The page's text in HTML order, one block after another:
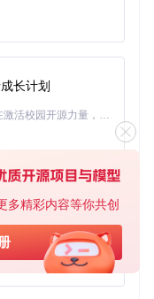
多精彩内容等你共创
长计划
「源启盛夏」暑期校园开发者成长计划旨在激活校园开源力量，通过积分激励、认证扶持、资源倾斜等形式，引导高校组织和开发者完成「入驻 — 建项目 — 做贡献 — 获认证 — 得资源」的完整闭环。无论你是想带领社团入驻平台的组织者，还是希望用代码贡献证明自己的开发者，都能在这里找到属于你的成长路径。
基于Python的Xiaozhi AI，适用于想要完整Xiaozhi体验而无需拥有专用硬件的用户。